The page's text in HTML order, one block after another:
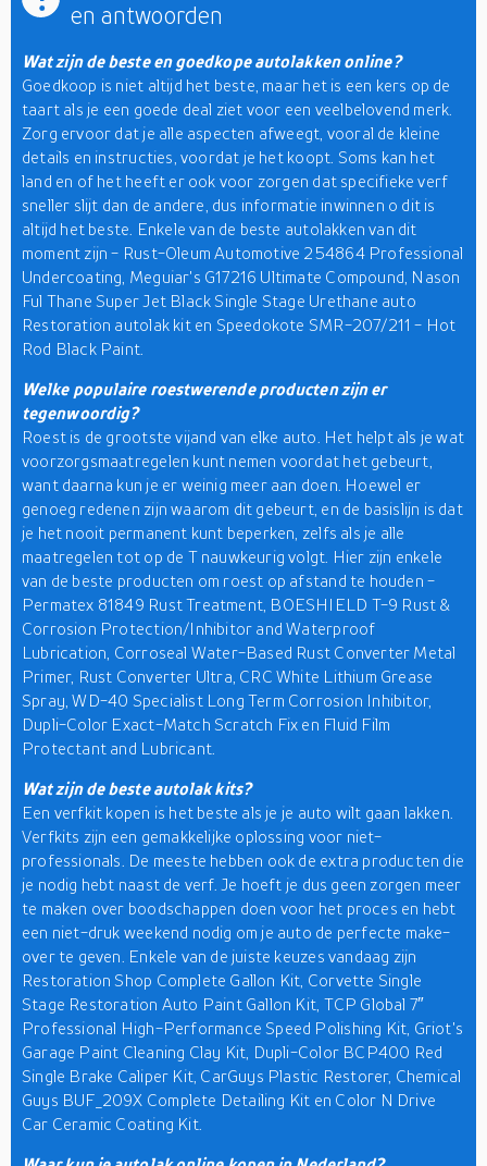
en antwoorden
Wat zijn de beste en goedkope autolakken online?
Goedkoop is niet altijd het beste, maar het is een kers op de
taart als je een goede deal ziet voor een veelbelovend merk.
Zorg ervoor dat je alle aspecten afweegt, vooral de kleine
details en instructies, voordat je het koopt. Soms kan het
land en of het heeft er ook voor zorgen dat specifieke verf
sneller slijt dan de andere, dus informatie inwinnen o dit is
altijd het beste. Enkele van de beste autolakken van dit
moment zijn - Rust-Oleum Automotive 254864 Professional
Undercoating, Meguiar's G17216 Ultimate Compound, Nason
Ful Thane Super Jet Black Single Stage Urethane auto
Restoration autolak kit en Speedokote SMR-207/211 - Hot
Rod Black Paint.
Welke populaire roestwerende producten zijn er
tegenwoordig?
Roest is de grootste vijand van elke auto. Het helpt als je wat
voorzorgsmaatregelen kunt nemen voordat het gebeurt,
want daarna kun je er weinig meer aan doen. Hoewel er
genoeg redenen zijn waarom dit gebeurt, en de basislijn is dat
je het nooit permanent kunt beperken, zelfs als je alle
maatregelen tot op de T nauwkeurig volgt. Hier zijn enkele
van de beste producten om roest op afstand te houden -
Permatex 81849 Rust Treatment, BOESHIELD T-9 Rust &
Corrosion Protection/Inhibitor and Waterproof
Lubrication, Corroseal Water-Based Rust Converter Metal
Primer, Rust Converter Ultra, CRC White Lithium Grease
Spray, WD-40 Specialist Long Term Corrosion Inhibitor,
Dupli-Color Exact-Match Scratch Fix en Fluid Film
Protectant and Lubricant.
Wat zijn de beste autolak kits?
Een verfkit kopen is het beste als je je auto wilt gaan lakken.
Verfkits zijn een gemakkelijke oplossing voor niet-
professionals. De meeste hebben ook de extra producten die
je nodig hebt naast de verf. Je hoeft je dus geen zorgen meer
te maken over boodschappen doen voor het proces en hebt
een niet-druk weekend nodig om je auto de perfecte make-
over te geven. Enkele van de juiste keuzes vandaag zijn
Restoration Shop Complete Gallon Kit, Corvette Single
Stage Restoration Auto Paint Gallon Kit, TCP Global 7″
Professional High-Performance Speed Polishing Kit, Griot's
Garage Paint Cleaning Clay Kit, Dupli-Color BCP400 Red
Single Brake Caliper Kit, CarGuys Plastic Restorer, Chemical
Guys BUF_209X Complete Detailing Kit en Color N Drive
Car Ceramic Coating Kit.